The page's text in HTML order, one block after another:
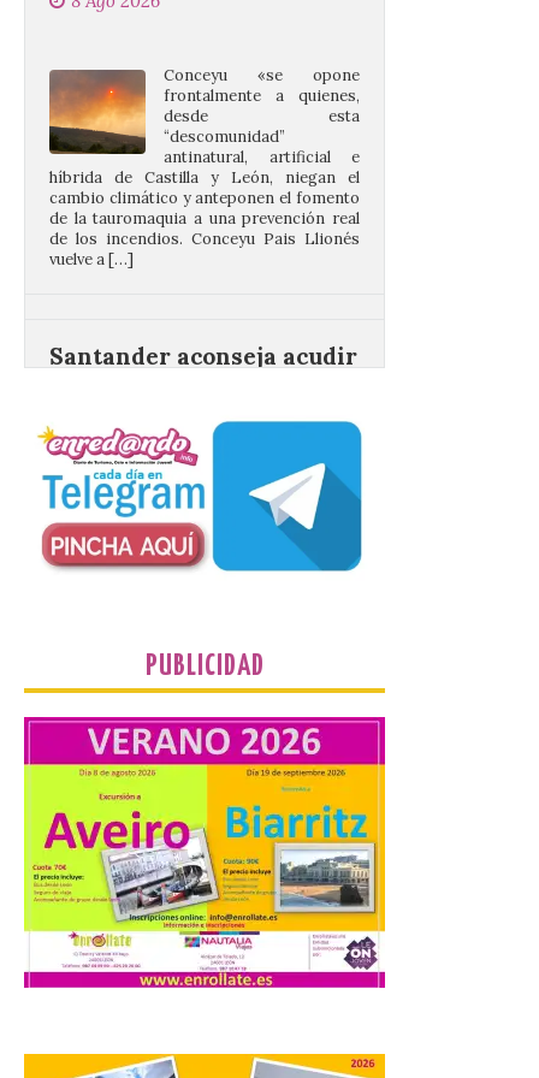
antinatural, artificial e
híbrida de Castilla y León, niegan el
cambio climático y anteponen el fomento
de la tauromaquia a una prevención real
de los incendios. Conceyu Pais Llionés
vuelve a […]
Santander aconseja acudir
vehículo privado para el
eclipse
El TUS cuenta con líneas
que llegan a la zona en
puntos como el faro de
Cabo Mayor, Cueto,
Corbanera o Ciriego y
Turismo de Extremadura
impulsa nuevas
iniciativas relacionadas
con el trío de eclipses para
afianzar a Extremadura
como referente en
astroturismo
8 Ago 2026
Extremadura cuenta con
de Europa, un recurso
PUBLICIDAD